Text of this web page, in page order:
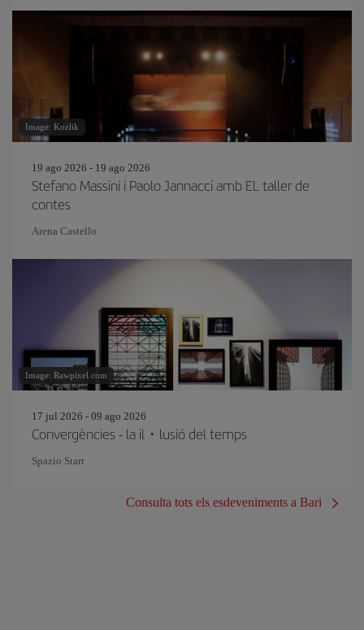
Image: Kozlik
19 ago 2026 - 19 ago 2026
Stefano Massini i Paolo Jannacci amb EL taller de
contes
Arena Castello
Image: Rawpixel.com
17 jul 2026 - 09 ago 2026
Convergències - la il・lusió del temps
Spazio Start
Consulta tots els esdeveniments a Bari